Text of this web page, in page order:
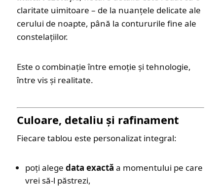
claritate uimitoare – de la nuanțele delicate ale
cerului de noapte, până la contururile fine ale
constelațiilor.
Este o combinație între emoție și tehnologie,
între vis și realitate.
Culoare, detaliu și rafinament
Fiecare tablou este personalizat integral:
poți alege data exactă a momentului pe care
vrei să-l păstrezi,